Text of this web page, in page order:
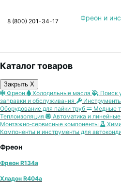
Фреон и
8 (800) 201-34-17
Каталог товаров
Закрыть X
Фреон
Холодильные масла Поиск
заправки и обслуживания
Оборудование для пайки труб
Медные
Теплоизоляция
Автоматика и
Монтажно‑сервисные компоненты
Компоненты и инструменты для
Фреон
Фреон R134a
Хладон R404a